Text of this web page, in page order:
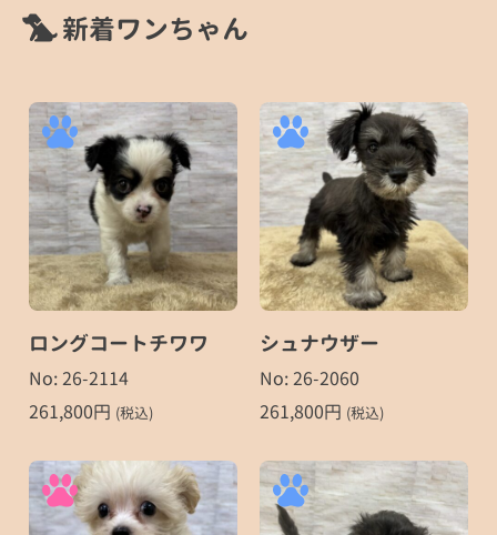
新着ワンちゃん
ロングコートチワワ
No: 26-2114
261,800円 (税込)
シュナウザー
No: 26-2060
261,800円 (税込)